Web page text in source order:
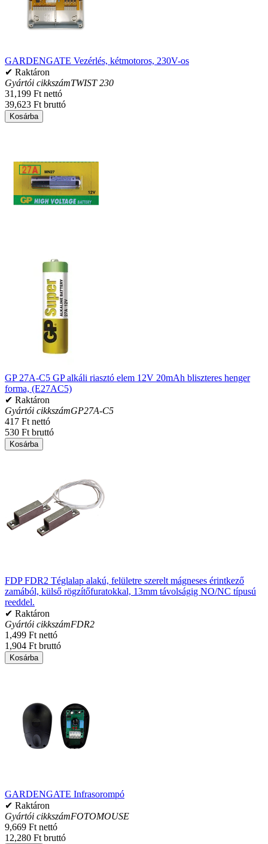
GARDENGATE Vezérlés, kétmotoros, 230V-os
✔ Raktáron
Gyártói cikkszámTWIST 230
31,199 Ft nettó
39,623 Ft bruttó
Kosárba
GP 27A-C5 GP alkáli riasztó elem 12V 20mAh bliszteres henger
forma, (E27AC5)
✔ Raktáron
Gyártói cikkszámGP27A-C5
417 Ft nettó
530 Ft bruttó
Kosárba
FDP FDR2 Téglalap alakú, felületre szerelt mágneses érintkező
zamából, külső rögzítőfuratokkal, 13mm távolságig NO/NC típusú
reeddel.
✔ Raktáron
Gyártói cikkszámFDR2
1,499 Ft nettó
1,904 Ft bruttó
Kosárba
GARDENGATE Infrasorompó
✔ Raktáron
Gyártói cikkszámFOTOMOUSE
9,669 Ft nettó
12,280 Ft bruttó